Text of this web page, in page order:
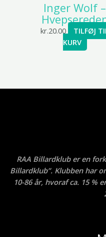
Inger Wolf –
kr.20.00
TILFØJ
KURV
RAA Billardklub er en
Billardklub”. Klubben har
10-86 år, hvoraf ca. 15 %